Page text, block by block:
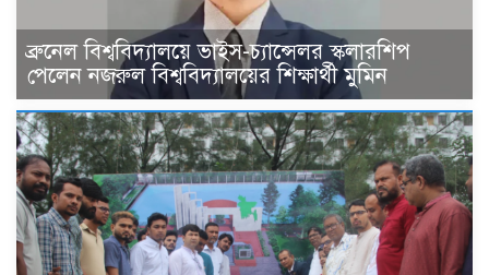
ব্রুনেল বিশ্ববিদ্যালয়ে ভাইস-চ্যান্সেলর স্কলারশিপ
পেলেন নজরুল বিশ্ববিদ্যালয়ের শিক্ষার্থী মুমিন